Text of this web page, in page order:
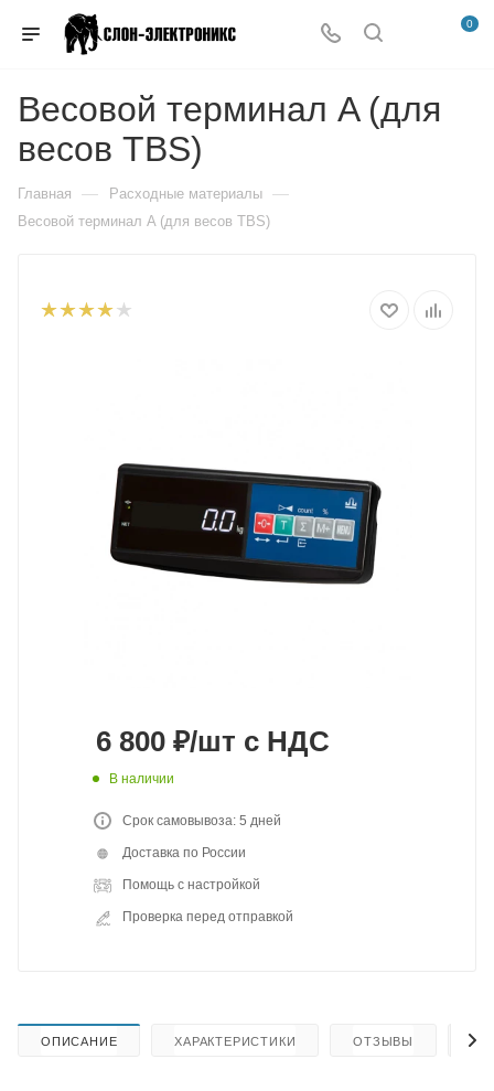
0
Весовой терминал A (для
весов TBS)
Главная — Расходные материалы —
Весовой терминал A (для весов TBS)
6 800 ₽/шт с НДС
В наличии
Срок самовывоза: 5 дней
Доставка по России
Помощь с настройкой
Проверка перед отправкой
ОПИСАНИЕ ХАРАКТЕРИСТИКИ ОТЗЫВЫ